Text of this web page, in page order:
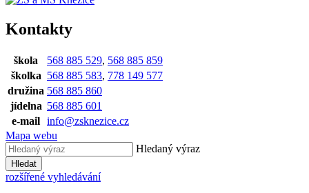
Kontakty
škola 568 885 529, 568 885 859
školka 568 885 583, 778 149 577
družina 568 885 860
jídelna 568 885 601
e-mail info@zsknezice.cz
Mapa webu
Hledaný výraz
Hledat
rozšířené vyhledávání